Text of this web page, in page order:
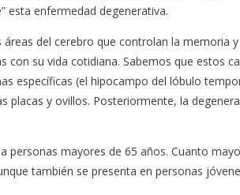
esta enfermedad degenerativa.
del cerebro que controlan la memoria
con su vida cotidiana. Sabemos que estos
específicas (el hipocampo del lóbulo
y ovillos. Posteriormente, la
personas mayores de 65 años. Cuanto
también se presenta en personas